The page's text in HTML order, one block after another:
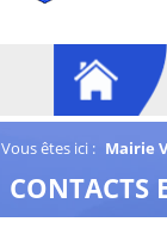
Vous êtes ici : Mairie
CONTACTS